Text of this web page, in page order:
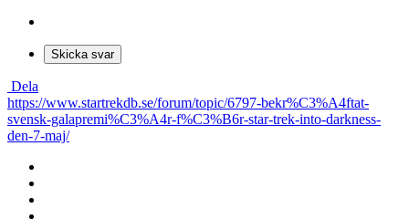
Skicka svar
Dela
https://www.startrekdb.se/forum/topic/6797-bekr%C3%A4ftat-
svensk-galapremi%C3%A4r-f%C3%B6r-star-trek-into-darkness-
den-7-maj/